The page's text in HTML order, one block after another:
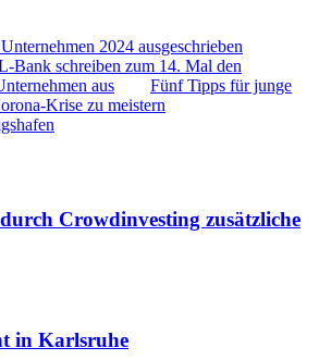
2024 ausgeschrieben
Bank schreiben zum 14. Mal den
aus
Fünf Tipps für junge
Krise zu meistern
Crowdinvesting zusätzliche
in Karlsruhe